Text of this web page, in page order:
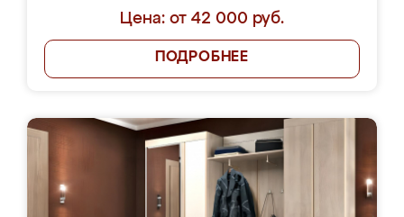
Цена: от 42 000 руб.
ПОДРОБНЕЕ